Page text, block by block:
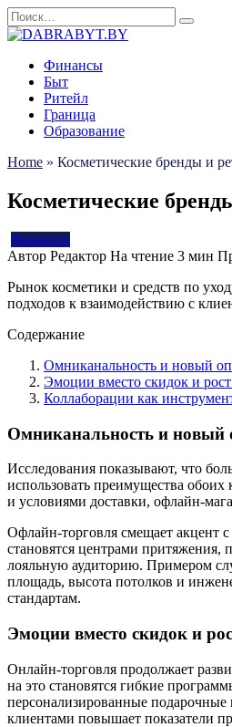
Перейти
к
Search
for:
Финансы
Быт
Ритейл
Граница
Образование
Home » Косметические бренды и
Косметические
Финансы
Автор Редактор На чтение 3 мин
Рынок косметики и средств по
подходов к взаимодействию с
Содержание
Омниканальность и новый
Эмоции вместо скидок и рост
Коллаборации как
Омниканальность и новый
Исследования показывают, что
использовать преимущества
и условиями доставки, офлайн-
Офлайн-торговля смещает акцент
становятся центрами притяжения,
лояльную аудиторию. Примером
площадь, высота потолков и
стандартам.
Эмоции вместо скидок и
Онлайн-торговля продолжает
на это становятся гибкие
персонализированные
клиентами повышает показатели